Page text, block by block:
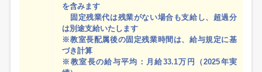
を含みます
固定残業代は残業がない場合も支給し、超過分
は別途支給いたします
※教室長配属後の固定残業時間は、給与規定に基
づき計算
※教室長の給与平均：月給33.1万円（2025年実